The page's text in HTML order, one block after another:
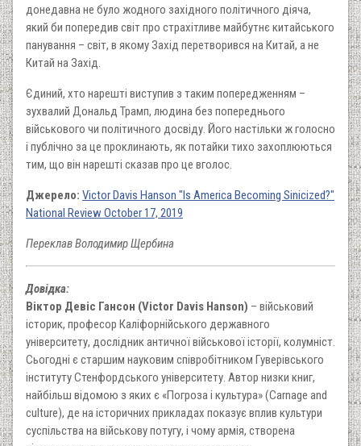
донедавна не було жодного західного політичного діяча,
який би попередив світ про страхітливе майбутнє китайського
панування – світ, в якому Захід перетворився на Китай, а не
Китай на Захід.
Єдиний, хто нарешті виступив з таким попередженням –
зухвалий Дональд Трамп, людина без попереднього
військового чи політичного досвіду. Його настільки ж голосно
і публічно за це проклинають, як потайки тихо захоплюються
тим, що він нарешті сказав про це вголос.
Джерело: Victor Davis Hanson "Is America Becoming Sinicized?"
National Review October 17, 2019
Переклав Володимир Щербина
Довідка:
Віктор Девіс Гансон (Victor Davis Hanson) – військовий
історик, професор Каліфорнійського державного
університету, дослідник античної військової історії, колумніст.
Сьогодні є старшим науковим співробітником Гуверівського
інституту Стенфордського університету. Автор низки книг,
найбільш відомою з яких є «Погроза і культура» (Carnage and
culture), де на історичних прикладах показує вплив культури
суспільства на військову потугу, і чому армія, створена